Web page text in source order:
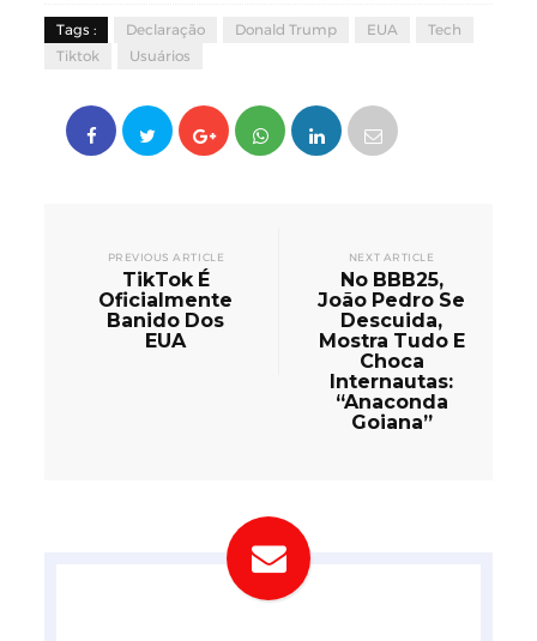
Tags : Declaração Donald Trump EUA
Tech
Tiktok
Usuários
PREVIOUS ARTICLE
TikTok É
Oficialmente
Banido Dos
EUA
NEXT ARTICLE
No BBB25,
João Pedro Se
Descuida,
Mostra Tudo E
Choca
Internautas:
“Anaconda
Goiana”